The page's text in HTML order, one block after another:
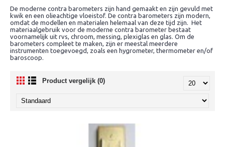
De moderne contra barometers zijn hand gemaakt en zijn gevuld met
kwik en een olieachtige vloeistof. De contra barometers zijn modern,
omdat de modellen en materialen helemaal van deze tijd zijn. Het
materiaalgebruik voor de moderne contra barometer bestaat
voornamelijk uit rvs, chroom, messing, plexiglas en glas. Om de
barometers compleet te maken, zijn er meestal meerdere
instrumenten toegevoegd, zoals een hygrometer, thermometer en/of
baroscoop.
Product vergelijk (0)